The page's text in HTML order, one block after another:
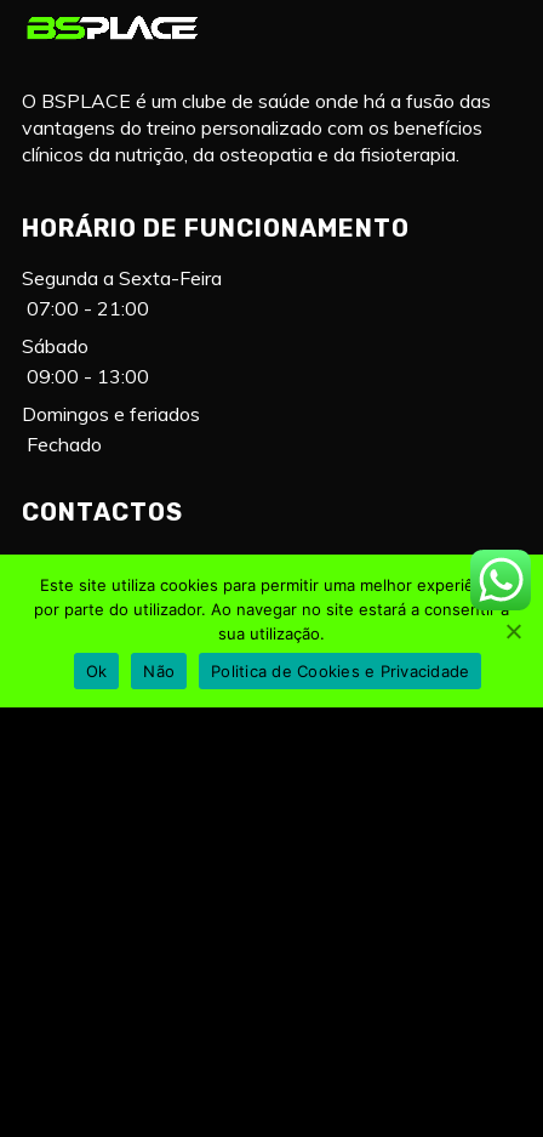
O BSPLACE é um clube de saúde onde há a fusão das
vantagens do treino personalizado com os benefícios
clínicos da nutrição, da osteopatia e da fisioterapia.
HORÁRIO DE FUNCIONAMENTO
Segunda a Sexta-Feira
07:00 - 21:00
Sábado
09:00 - 13:00
Domingos e feriados
Fechado
CONTACTOS
255 147 352 | 913 588 921
Av. General Humberto Delgado, R/C Fracção E,
4560-232, Penafiel
geral@bsplace.pt
Este site utiliza cookies para permitir uma melhor experiência
por parte do utilizador. Ao navegar no site estará a consentir a
sua utilização.
Ok
Não Politica de Cookies e Privacidade